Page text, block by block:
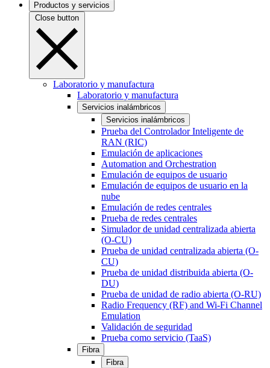
Productos y servicios
Close button
Laboratorio y manufactura
Laboratorio y manufactura
Servicios inalámbricos
Servicios inalámbricos
Prueba del Controlador Inteligente de
RAN (RIC)
Emulación de aplicaciones
Automation and Orchestration
Emulación de equipos de usuario
Emulación de equipos de usuario en la
nube
Emulación de redes centrales
Prueba de redes centrales
Simulador de unidad centralizada abierta
(O-CU)
Prueba de unidad centralizada abierta (O-
CU)
Prueba de unidad distribuida abierta (O-
DU)
Prueba de unidad de radio abierta (O-RU)
Radio Frequency (RF) and Wi-Fi Channel
Emulation
Validación de seguridad
Prueba como servicio (TaaS)
Fibra
Fibra